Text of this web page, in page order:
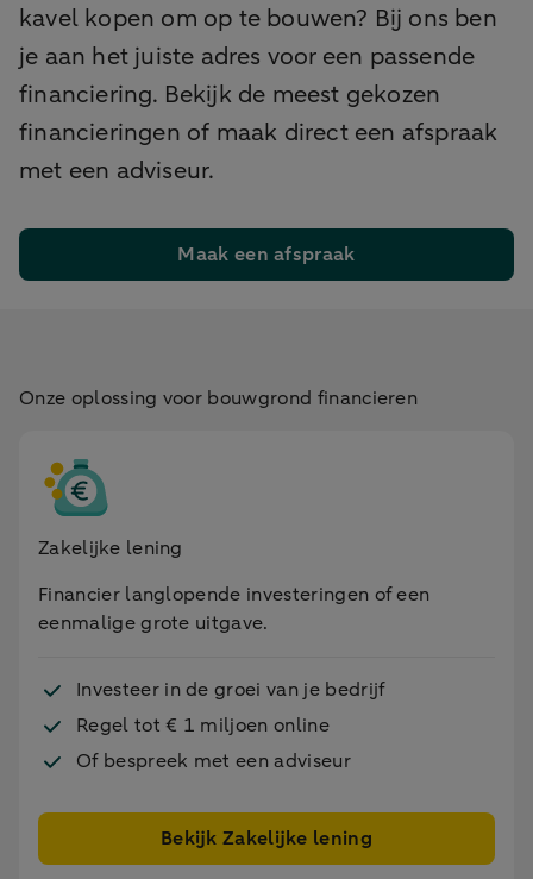
kavel kopen om op te bouwen? Bij ons ben
je aan het juiste adres voor een passende
financiering. Bekijk de meest gekozen
financieringen of maak direct een afspraak
met een adviseur.
Maak een afspraak
Onze oplossing voor bouwgrond financieren
Zakelijke lening
Financier langlopende investeringen of een
eenmalige grote uitgave.
Investeer in de groei van je bedrijf
Regel tot € 1 miljoen online
Of bespreek met een adviseur
Bekijk Zakelijke lening